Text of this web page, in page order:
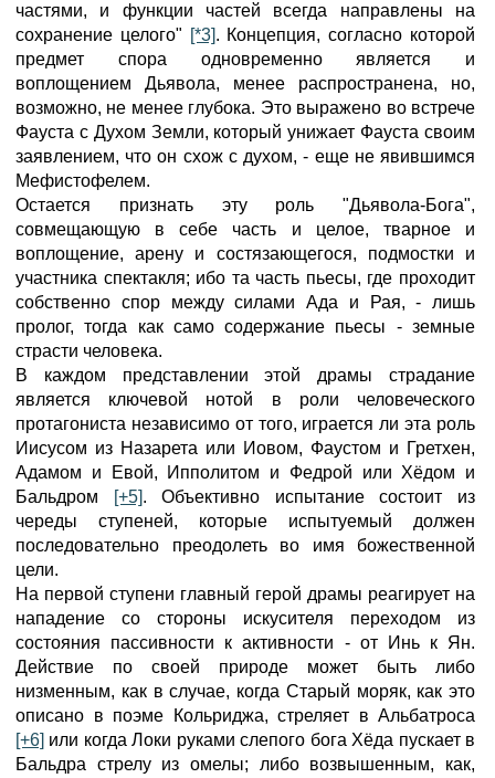
частями, и функции частей всегда направлены на
сохранение целого" [*3]. Концепция, согласно которой
предмет спора одновременно является и
воплощением Дьявола, менее распространена, но,
возможно, не менее глубока. Это выражено во встрече
Фауста с Духом Земли, который унижает Фауста своим
заявлением, что он схож с духом, - еще не явившимся
Мефистофелем.
Остается признать эту роль "Дьявола-Бога",
совмещающую в себе часть и целое, тварное и
воплощение, арену и состязающегося, подмостки и
участника спектакля; ибо та часть пьесы, где проходит
собственно спор между силами Ада и Рая, - лишь
пролог, тогда как само содержание пьесы - земные
страсти человека.
В каждом представлении этой драмы страдание
является ключевой нотой в роли человеческого
протагониста независимо от того, играется ли эта роль
Иисусом из Назарета или Иовом, Фаустом и Гретхен,
Адамом и Евой, Ипполитом и Федрой или Хёдом и
Бальдром
[+5]. Объективно испытание состоит из
череды ступеней, которые испытуемый должен
последовательно преодолеть во имя божественной
цели.
На первой ступени главный герой драмы реагирует на
нападение со стороны искусителя переходом из
состояния пассивности к активности - от Инь к Ян.
Действие по своей природе может быть либо
низменным, как в случае, когда Старый моряк, как это
описано в поэме Кольриджа, стреляет в Альбатроса
[+6] или когда Локи руками слепого бога Хёда пускает в
Бальдра стрелу из омелы; либо возвышенным, как,